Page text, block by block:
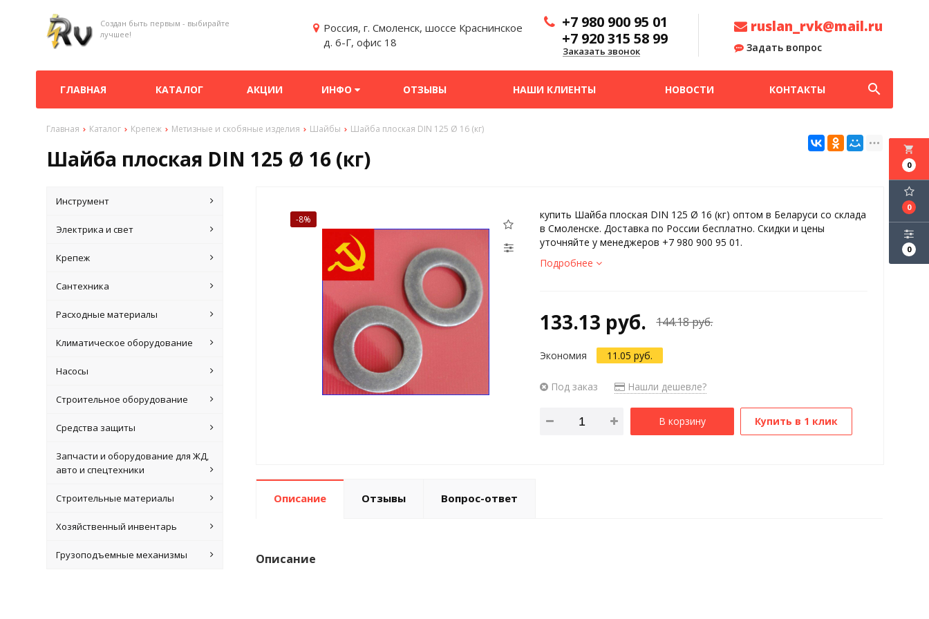
Создан быть первым - выбирайте
лучшее!
Россия, г. Смоленск, шоссе Краснинское
д. 6-Г, офис 18
+7 980 900 95 01
+7 920 315 58 99
Заказать звонок
ruslan_rvk@mail.ru
Задать вопрос
ГЛАВНАЯ КАТАЛОГ АКЦИИ ИНФО ОТЗЫВЫ НАШИ КЛИЕНТЫ НОВОСТИ КОНТАКТЫ search
Главная Каталог Крепеж Метизные и скобяные изделия Шайбы Шайба плоская DIN 125 Ø 16 (кг)
Шайба плоская DIN 125 Ø 16 (кг) local_grocery_store
0
0
0
Инструмент
Электрика и свет
Крепеж
Сантехника
Расходные материалы
Климатическое оборудование
Насосы
Строительное оборудование
Средства защиты
Запчасти и оборудование для ЖД,
авто и спецтехники
Строительные материалы
Хозяйственный инвентарь
Грузоподъемные механизмы
-8%
купить Шайба плоская DIN 125 Ø 16 (кг) оптом в Беларуси со склада
в Смоленске. Доставка по России бесплатно. Скидки и цены
уточняйте у менеджеров +7 980 900 95 01.
Подробнее
133.13 руб. 144.18 руб.
Экономия 11.05 руб.
Под заказ Нашли дешевле?
В корзину Купить в 1 клик
Описание Отзывы Вопрос-ответ
Описание